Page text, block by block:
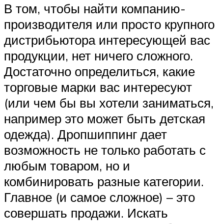
В том, чтобы найти компанию-
производителя или просто крупного
дистрибьютора интересующей вас
продукции, нет ничего сложного.
Достаточно определиться, какие
торговые марки вас интересуют
(или чем бы вы хотели заниматься,
например это может быть детская
одежда). Дропшиппинг дает
возможность не только работать с
любым товаром, но и
комбинировать разные категории.
Главное (и самое сложное) – это
совершать продажи. Искать